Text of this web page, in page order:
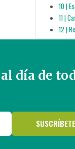
10 |
11 |
12 |
día de